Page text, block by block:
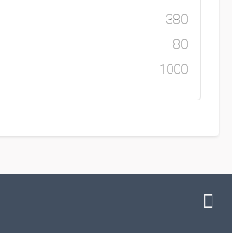
380
80
1000